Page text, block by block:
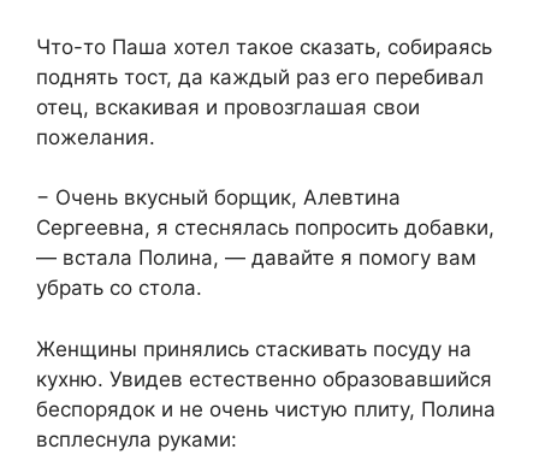
Что-то Паша хотел такое сказать, собираясь
поднять тост, да каждый раз его перебивал
отец, вскакивая и провозглашая свои
пожелания.
− Очень вкусный борщик, Алевтина
Сергеевна, я стеснялась попросить добавки,
— встала Полина, — давайте я помогу вам
убрать со стола.
Женщины принялись стаскивать посуду на
кухню. Увидев естественно образовавшийся
беспорядок и не очень чистую плиту, Полина
всплеснула руками: